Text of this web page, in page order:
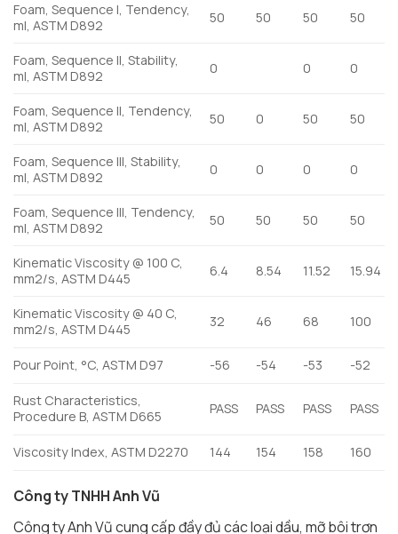
Foam, Sequence I, Tendency,
ml, ASTM D892
50 50 50 50
Foam, Sequence II, Stability,
ml, ASTM D892
0 0 0
Foam, Sequence II, Tendency,
ml, ASTM D892
50 0 50 50
Foam, Sequence III, Stability,
ml, ASTM D892
0 0 0 0
Foam, Sequence III, Tendency,
ml, ASTM D892
50 50 50 50
Kinematic Viscosity @ 100 C,
mm2/s, ASTM D445
6.4 8.54 11.52 15.94
Kinematic Viscosity @ 40 C,
mm2/s, ASTM D445
32 46 68 100
Pour Point, °C, ASTM D97 -56 -54 -53 -52
Rust Characteristics,
Procedure B, ASTM D665
PASS PASS PASS PASS
Viscosity Index, ASTM D2270 144 154 158 160
Công ty TNHH Anh Vũ
Công ty Anh Vũ cung cấp đầy đủ các loại dầu, mỡ bôi trơn